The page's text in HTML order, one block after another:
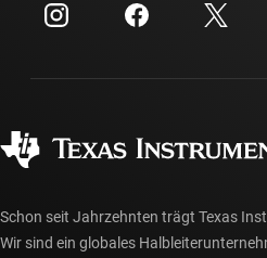
Investorenbeziehungen
myTI-Konto FAQs
Häufig gestellte Fragen zu
Schon seit Jahrzehnten trägt Texas
Wir sind ein globales